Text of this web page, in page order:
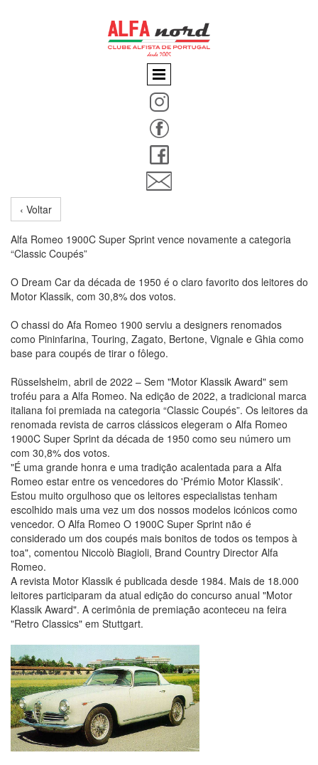
‹ Voltar
Alfa Romeo 1900C Super Sprint vence novamente a categoria
“Classic Coupés”
O Dream Car da década de 1950 é o claro favorito dos leitores do
Motor Klassik, com 30,8% dos votos.
O chassi do Afa Romeo 1900 serviu a designers renomados
como Pininfarina, Touring, Zagato, Bertone, Vignale e Ghia como
base para coupés de tirar o fôlego.
Rüsselsheim, abril de 2022 – Sem "Motor Klassik Award" sem
troféu para a Alfa Romeo. Na edição de 2022, a tradicional marca
italiana foi premiada na categoria “Classic Coupés”. Os leitores da
renomada revista de carros clássicos elegeram o Alfa Romeo
1900C Super Sprint da década de 1950 como seu número um
com 30,8% dos votos.
"É uma grande honra e uma tradição acalentada para a Alfa
Romeo estar entre os vencedores do 'Prémio Motor Klassik'.
Estou muito orgulhoso que os leitores especialistas tenham
escolhido mais uma vez um dos nossos modelos icónicos como
vencedor. O Alfa Romeo O 1900C Super Sprint não é
considerado um dos coupés mais bonitos de todos os tempos à
toa", comentou Niccolò Biagioli, Brand Country Director Alfa
Romeo.
A revista Motor Klassik é publicada desde 1984. Mais de 18.000
leitores participaram da atual edição do concurso anual "Motor
Klassik Award". A cerimônia de premiação aconteceu na feira
"Retro Classics" em Stuttgart.